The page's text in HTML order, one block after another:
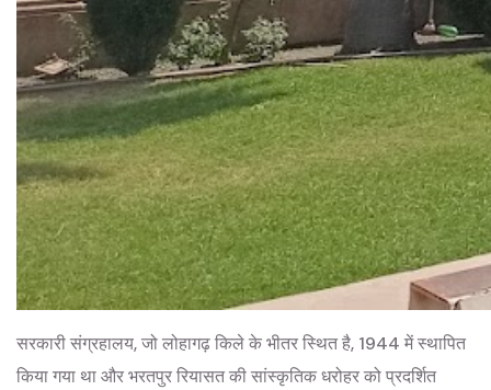
सरकारी संग्रहालय, जो लोहागढ़ किले के भीतर स्थित है, 1944 में स्थापित
किया गया था और भरतपुर रियासत की सांस्कृतिक धरोहर को प्रदर्शित